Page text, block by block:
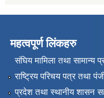
महत्वपूर्ण लिंकहरु
संघिय मामिला तथा सामान्य
राष्ट्रिय परिचय पत्र तथा
प्रदेश तथा स्थानीय शासन